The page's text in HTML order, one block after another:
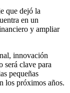
que dejó la
en un
y ampliar
innovación
será clave para
pequeñas
los próximos años.